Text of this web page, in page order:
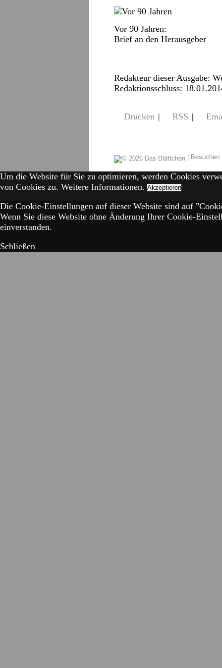
Vor 90 Jahren:
Brief an den Herausgeber
Redakteur dieser Ausgabe:
Redaktionsschluss:
Drucken | RSS |
|
Um die Website für Sie zu optimieren, werden Cookies
von Cookies zu. Weitere Informationen. Akzeptieren
Die Cookie-Einstellungen auf dieser Website sind auf
Wenn Sie diese Website ohne Änderung Ihrer Cookie-
einverstanden.
Schließen